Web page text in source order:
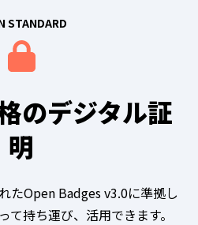
STANDARD
のデジタル証
明
たOpen Badges v3.0に準拠し
て持ち運び、活用できます。